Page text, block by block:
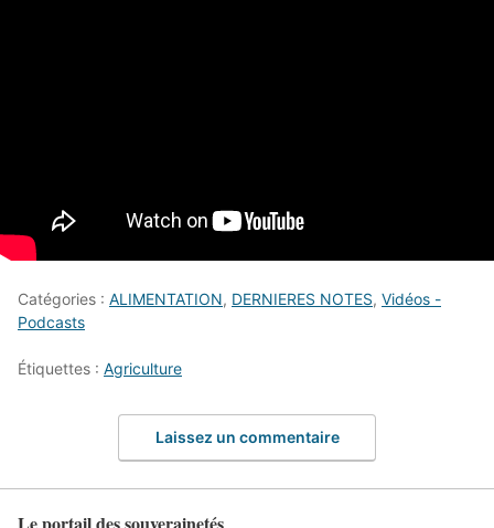
Catégories : ALIMENTATION, DERNIERES NOTES, Vidéos -
Podcasts
Étiquettes : Agriculture
Laissez un commentaire